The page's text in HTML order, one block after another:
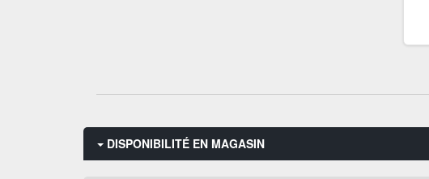
DISPONIBILITÉ EN MAGASIN